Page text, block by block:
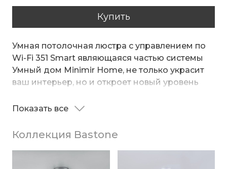
Купить
Умная потолочная люстра с управлением по
Wi-Fi 351 Smart являющаяся частью системы
Умный дом Minimir Home, не только украсит
ваш интерьер, но и откроет новый уровень
Она поможет организовать качественное
современный интерьер. Данный светильник
легко устанавливается на потолке при
помощи монтажной планки.
Показать все
Коллекция Bastone